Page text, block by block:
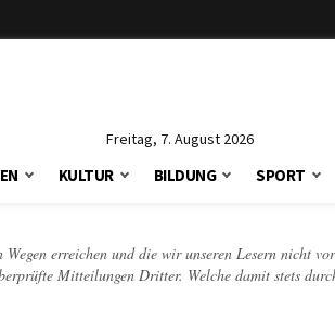
Freitag, 7. August 2026
KULTUR BILDUNG SPORT
erreichen und die wir unseren Lesern nicht
Mitteilungen Dritter. Welche damit stets